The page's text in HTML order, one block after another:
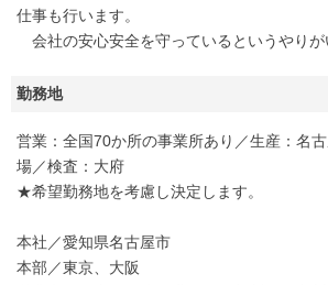
仕事も行います。
会社の安心安全を守っているというやりが
勤務地
営業：全国70か所の事業所あり／生産：名
場／検査：大府
★希望勤務地を考慮し決定します。
本社／愛知県名古屋市
本部／東京、大阪